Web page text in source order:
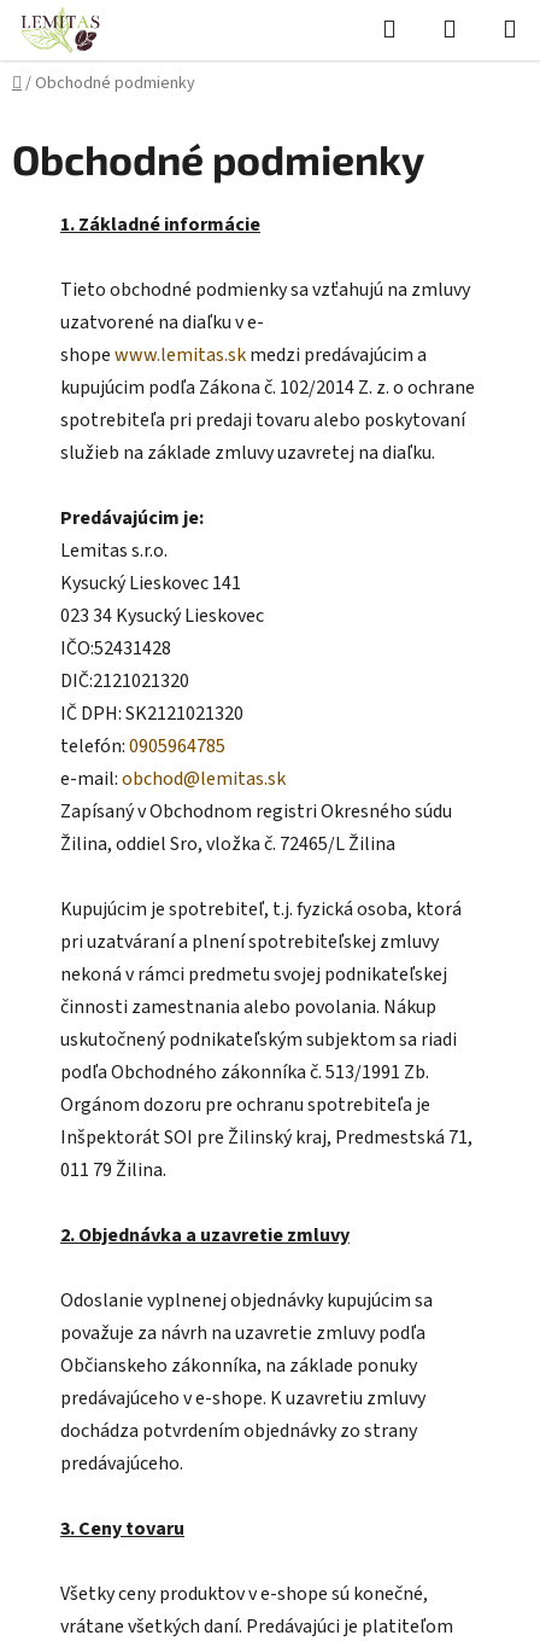
Prejsť
obsah
Hľadať
KOŠÍK
Domov
/ Obchodné podmienky
Obchodné podmienky
1. Základné informácie
Tieto obchodné podmienky sa vzťahujú na zmluvy
uzatvorené na diaľku v e-
shopewww.lemitas.skmedzi predávajúcim a
kupujúcim podľa Zákona č. 102/2014 Z. z. o ochrane
spotrebiteľa pri predaji tovaru alebo poskytovaní
služieb na základe zmluvy uzavretej na diaľku.
Predávajúcim je:
Lemitas s.r.o.
Kysucký Lieskovec 141
023 34 Kysucký Lieskovec
IČO:52431428
DIČ:2121021320
IČ DPH: SK2121021320
telefón:0905964785
e-mail:obchod@lemitas.sk
Zapísaný v Obchodnom registri Okresného súdu
Žilina, oddiel Sro, vložka č. 72465/L Žilina
Kupujúcim je spotrebiteľ, t.j. fyzická osoba, ktorá
pri uzatváraní a plnení spotrebiteľskej zmluvy
nekoná v rámci predmetu svojej podnikateľskej
činnosti zamestnania alebo povolania. Nákup
uskutočnený podnikateľským subjektom sa riadi
podľa Obchodného zákonníka č. 513/1991 Zb.
Orgánom dozoru pre ochranu spotrebiteľa je
Inšpektorát SOI pre Žilinský kraj, Predmestská 71,
011 79 Žilina.
2. Objednávka a uzavretie zmluvy
Odoslanie vyplnenej objednávky kupujúcim sa
považuje za návrh na uzavretie zmluvy podľa
Občianskeho zákonníka, na základe ponuky
predávajúceho v e-shope. K uzavretiu zmluvy
dochádza potvrdením objednávky zo strany
predávajúceho.
3. Ceny tovaru
Všetky ceny produktov v e-shope sú konečné,
vrátane všetkých daní. Predávajúci je platiteľom